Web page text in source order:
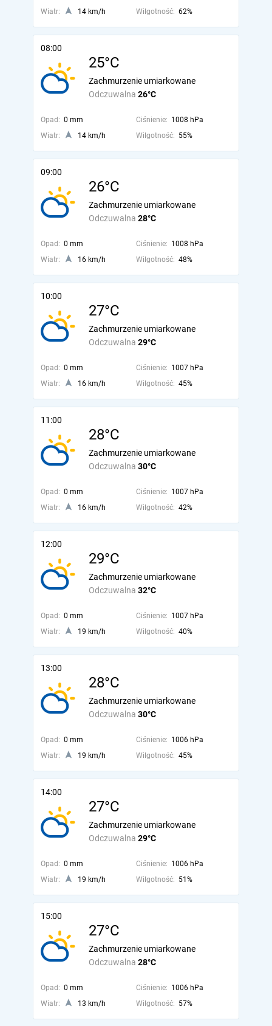
Wiatr: 14 km/h Wilgotność: 62%
08:00
25°C
Odczuwalna 26°C
Zachmurzenie umiarkowane
Opad: 0 mm Ciśnienie: 1008 hPa
Wiatr:
14 km/h Wilgotność: 55%
09:00
26°C
Odczuwalna 28°C
Zachmurzenie umiarkowane
Opad: 0 mm Ciśnienie: 1008 hPa
Wiatr:
16 km/h Wilgotność: 48%
10:00
27°C
Odczuwalna 29°C
Zachmurzenie umiarkowane
Opad: 0 mm Ciśnienie: 1007 hPa
Wiatr:
16 km/h Wilgotność: 45%
11:00
28°C
Odczuwalna 30°C
Zachmurzenie umiarkowane
Opad: 0 mm Ciśnienie: 1007 hPa
Wiatr:
16 km/h Wilgotność: 42%
12:00
29°C
Odczuwalna 32°C
Zachmurzenie umiarkowane
Opad: 0 mm Ciśnienie: 1007 hPa
Wiatr:
19 km/h Wilgotność: 40%
13:00
28°C
Odczuwalna 30°C
Zachmurzenie umiarkowane
Opad: 0 mm Ciśnienie: 1006 hPa
Wiatr:
19 km/h Wilgotność: 45%
14:00
27°C
Odczuwalna 29°C
Zachmurzenie umiarkowane
Opad: 0 mm Ciśnienie: 1006 hPa
Wiatr:
19 km/h Wilgotność: 51%
15:00
27°C
Odczuwalna 28°C
Zachmurzenie umiarkowane
Opad: 0 mm Ciśnienie: 1006 hPa
Wiatr:
13 km/h Wilgotność: 57%